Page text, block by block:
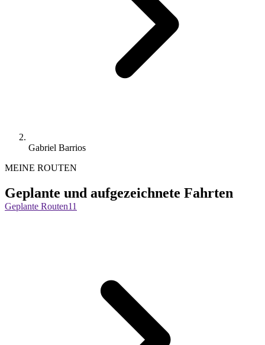
Gabriel Barrios
MEINE ROUTEN
Geplante und aufgezeichnete Fahrten
Geplante Routen11